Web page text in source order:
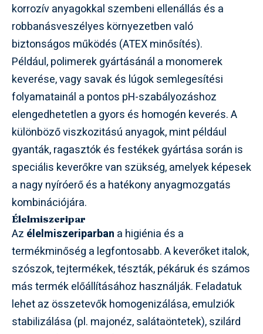
korrozív anyagokkal szembeni ellenállás és a
robbanásveszélyes környezetben való
biztonságos működés (ATEX minősítés).
Például, polimerek gyártásánál a monomerek
keverése, vagy savak és lúgok semlegesítési
folyamatainál a pontos pH-szabályozáshoz
elengedhetetlen a gyors és homogén keverés. A
különböző viszkozitású anyagok, mint például
gyanták, ragasztók és festékek gyártása során is
speciális keverőkre van szükség, amelyek képesek
a nagy nyíróerő és a hatékony anyagmozgatás
kombinációjára.
Élelmiszeripar
Az élelmiszeriparban a higiénia és a
termékminőség a legfontosabb. A keverőket italok,
szószok, tejtermékek, tészták, pékáruk és számos
más termék előállításához használják. Feladatuk
lehet az összetevők homogenizálása, emulziók
stabilizálása (pl. majonéz, salátaöntetek), szilárd